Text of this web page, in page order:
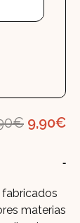
€ El
original
era:
11,90€.
9,90€El
materias